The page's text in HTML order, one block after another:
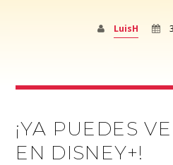
LuisH
¡YA PUEDES
EN DISNEY+!